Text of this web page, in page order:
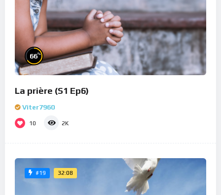
66%
La prière (S1 Ep6)
Viter7960
10 2K
#19 32:08